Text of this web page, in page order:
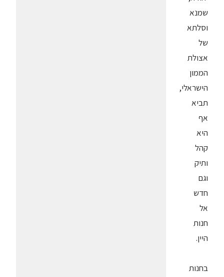
שמנא
וסלתא
של
אצולת
הממון
הישראלי,
תביא
אף
היא
קהל
ותיק
וגם
חדש
אל
חנות
היין.
בחנות